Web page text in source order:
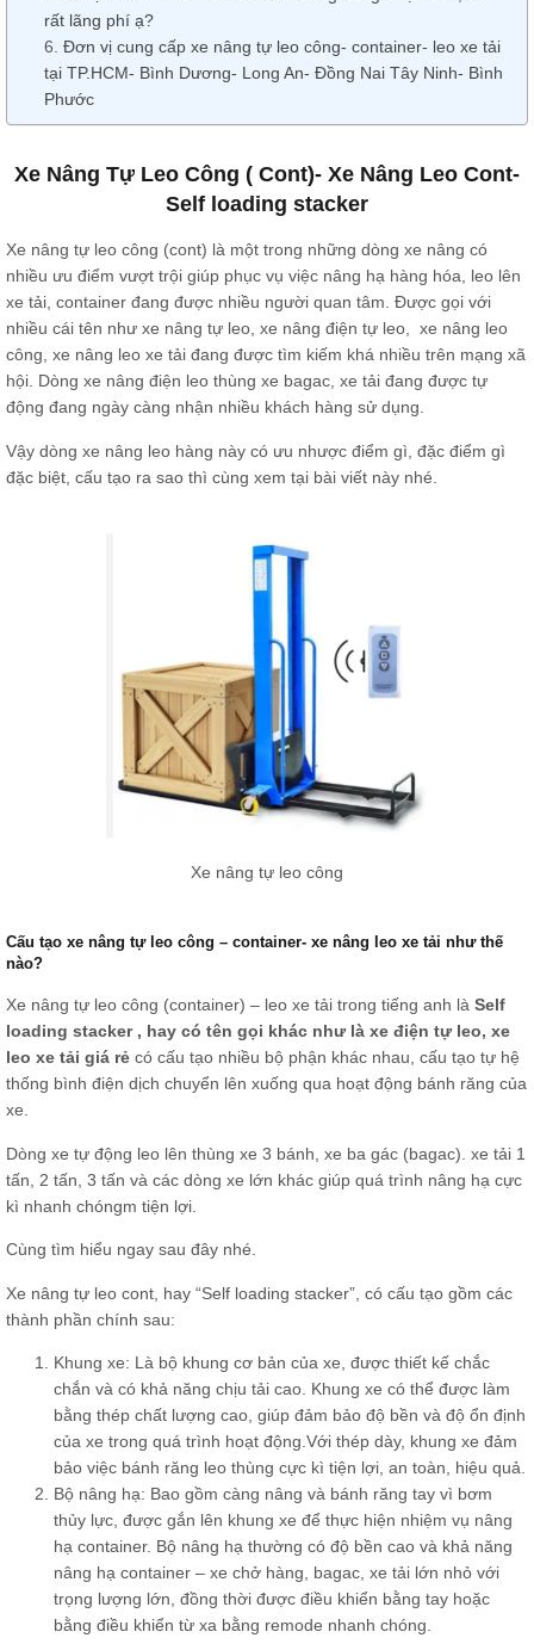
rất lãng phí ạ?
Đơn vị cung cấp xe nâng tự leo công- container- leo xe tải
tại TP.HCM- Bình Dương- Long An- Đồng Nai Tây Ninh- Bình
Phước
Xe Nâng Tự Leo Công ( Cont)- Xe Nâng Leo Cont-
Self loading stacker
Xe nâng tự leo công (cont) là một trong những dòng xe nâng có
nhiều ưu điểm vượt trội giúp phục vụ việc nâng hạ hàng hóa, leo lên
xe tải, container đang được nhiều người quan tâm. Được gọi với
nhiều cái tên như xe nâng tự leo, xe nâng điện tự leo, xe nâng leo
công, xe nâng leo xe tải đang được tìm kiếm khá nhiều trên mạng xã
hội. Dòng xe nâng điện leo thùng xe bagac, xe tải đang được tự
động đang ngày càng nhận nhiều khách hàng sử dụng.
Vậy dòng xe nâng leo hàng này có ưu nhược điểm gì, đặc điểm gì
đặc biệt, cấu tạo ra sao thì cùng xem tại bài viết này nhé.
Xe nâng tự leo công
Cấu tạo xe nâng tự leo công – container- xe nâng leo xe tải như thế
nào?
Xe nâng tự leo công (container) – leo xe tải trong tiếng anh là Self
loading stacker , hay có tên gọi khác như là xe điện tự leo, xe
leo xe tải giá rẻ có cấu tạo nhiều bộ phận khác nhau, cấu tạo tự hệ
thống bình điện dịch chuyển lên xuống qua hoạt động bánh răng của
xe.
Dòng xe tự động leo lên thùng xe 3 bánh, xe ba gác (bagac). xe tải 1
tấn, 2 tấn, 3 tấn và các dòng xe lớn khác giúp quá trình nâng hạ cực
kì nhanh chóngm tiện lợi.
Cùng tìm hiểu ngay sau đây nhé.
Xe nâng tự leo cont, hay “Self loading stacker”, có cấu tạo gồm các
thành phần chính sau:
Khung xe: Là bộ khung cơ bản của xe, được thiết kế chắc
chắn và có khả năng chịu tải cao. Khung xe có thể được làm
bằng thép chất lượng cao, giúp đảm bảo độ bền và độ ổn định
của xe trong quá trình hoạt động.Với thép dày, khung xe đảm
bảo việc bánh răng leo thùng cực kì tiện lợi, an toàn, hiệu quả.
Bộ nâng hạ: Bao gồm càng nâng và bánh răng tay vì bơm
thủy lực, được gắn lên khung xe để thực hiện nhiệm vụ nâng
hạ container. Bộ nâng hạ thường có độ bền cao và khả năng
nâng hạ container – xe chở hàng, bagac, xe tải lớn nhỏ với
trọng lượng lớn, đồng thời được điều khiển bằng tay hoặc
bằng điều khiển từ xa bằng remode nhanh chóng.